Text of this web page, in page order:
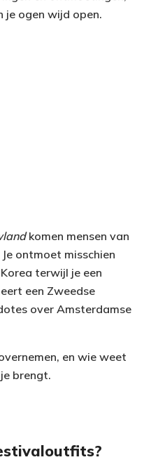
je ogen wijd open.
komen mensen van
ontmoet misschien
terwijl je een
een Zweedse
over Amsterdamse
en wie weet
brengt.